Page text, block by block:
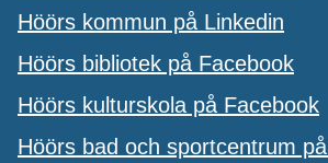
Höörs kommun på Linkedin
Höörs bibliotek på Facebook
Höörs kulturskola på Facebook
Höörs bad och sportcentrum